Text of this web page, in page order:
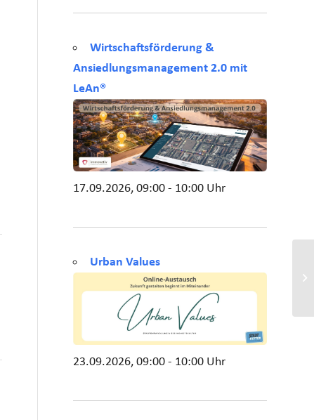
Wirtschaftsförderung &
Ansiedlungsmanagement 2.0 mit
LeAn®
17.09.2026, 09:00 - 10:00 Uhr
Urban Values
23.09.2026, 09:00 - 10:00 Uhr